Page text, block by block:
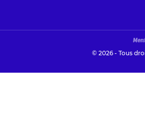
© 2026 - Tous